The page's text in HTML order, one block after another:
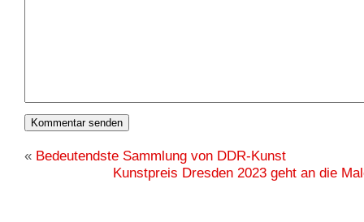
« Bedeutendste Sammlung von DDR-Kunst
Kunstpreis Dresden 2023 geht an die